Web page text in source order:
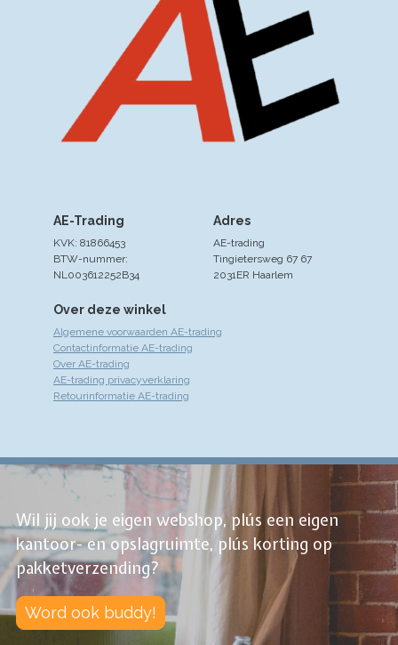
Over deze winkel
Algemene voorwaarden AE-trading
Contactinformatie AE-trading
Over AE-trading
AE-trading privacyverklaring
Retourinformatie AE-trading
Adres
AE-trading
Tingietersweg 67 67
2031ER Haarlem
AE-Trading
KVK: 81866453
BTW-nummer:
NL003612252B34
Wil jij ook je eigen webshop, plús een eigen
kantoor- en opslagruimte, plús korting op
pakketverzending?
Word ook buddy!